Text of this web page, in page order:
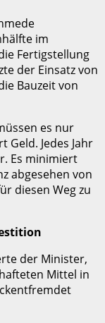
im
Fertigstellung
der Einsatz von
Bauzeit von
es nur
Geld. Jedes Jahr
Es minimiert
abgesehen von
diesen Weg zu
der Minister,
Mittel in